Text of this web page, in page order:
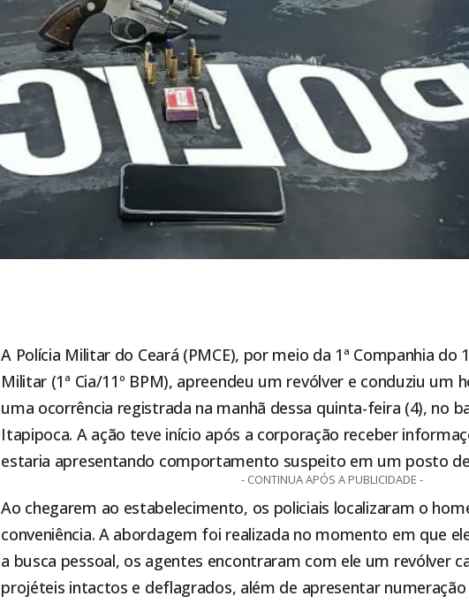
A Polícia Militar do Ceará (PMCE), por meio da 1ª Companhia do
Militar (1ª Cia/11º BPM), apreendeu um revólver e conduziu um
uma ocorrência registrada na manhã dessa quinta-feira (4), no
Itapipoca. A ação teve início após a corporação receber
estaria apresentando comportamento suspeito em um posto
- CONTINUA APÓS A PUBLICIDADE -
Ao chegarem ao estabelecimento, os policiais localizaram o
conveniência. A abordagem foi realizada no momento em que
a busca pessoal, os agentes encontraram com ele um revólver
projéteis intactos e deflagrados, além de apresentar